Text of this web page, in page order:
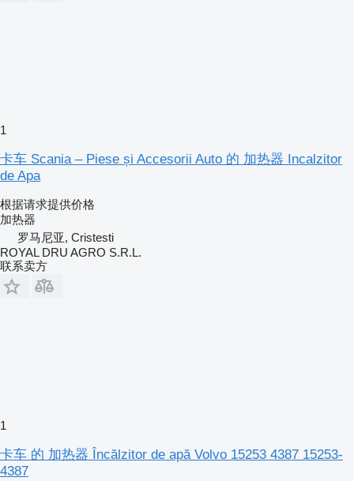
1
卡车 Scania – Piese și Accesorii Auto 的 加热器 Incalzitor
de Apa
根据请求提供价格
加热器
罗马尼亚, Cristesti
ROYAL DRU AGRO S.R.L.
联系卖方
1
卡车 的 加热器 Încălzitor de apă Volvo 15253 4387 15253-
4387